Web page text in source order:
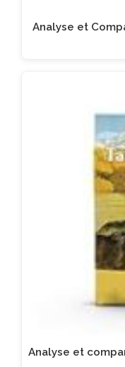
Analyse et
Analyse et